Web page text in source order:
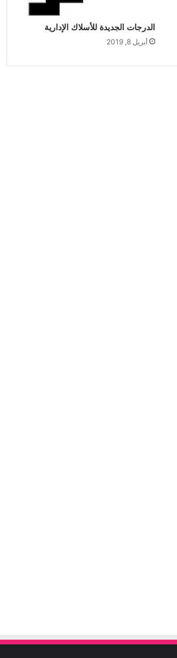
الدرجات الجديدة للأسلاك الإدارية
أبريل 8, 2019